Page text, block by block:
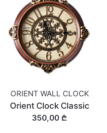
ORIENT WALL CLOCK
Orient Clock Classic
350,00 ₾